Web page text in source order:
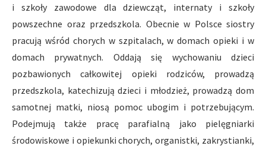
i szkoły zawodowe dla dziewcząt, internaty i szkoły
powszechne oraz przedszkola. Obecnie w Polsce siostry
pracują wśród chorych w szpitalach, w domach opieki i w
domach prywatnych. Oddają się wychowaniu dzieci
pozbawionych całkowitej opieki rodziców, prowadzą
przedszkola, katechizują dzieci i młodzież, prowadzą dom
samotnej matki, niosą pomoc ubogim i potrzebującym.
Podejmują także pracę parafialną jako pielęgniarki
środowiskowe i opiekunki chorych, organistki, zakrystianki,